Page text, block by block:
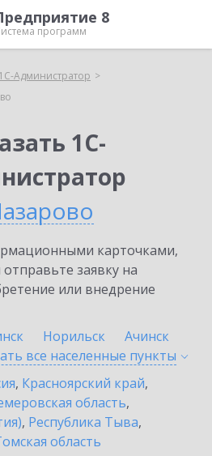
8
программ
1С-Администратор
1С-
карточками,
заявку на
или внедрение
Норильск
Ачинск
все населенные пункты
, Красноярский край,
область,
, Республика Тыва,
область